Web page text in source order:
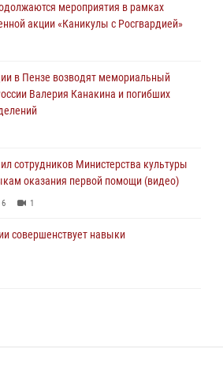
задержали мужчину, который
области отмечают 35-летие дежурной
мероприятия в рамках
акции «Каникулы с Росгвардией»
в Пензе возводят мемориальный
Валерия Канакина и погибших
сотрудников Министерства культуры
оказания первой помощи (видео)
6 1
совершенствует навыки